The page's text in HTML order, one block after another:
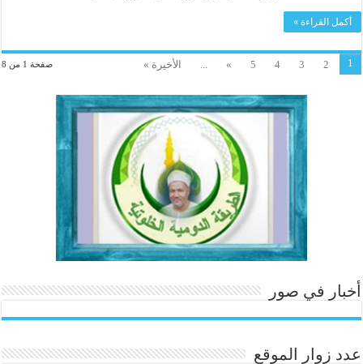
أكمل القراءة »
صفحة 1 من 8 1
2
3
4
5
» الأخيرة »
أخبار في صور
عدد زوار الموقع